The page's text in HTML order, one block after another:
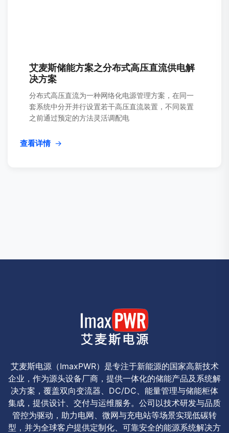
艾麦斯储能方案之分布式高压直流供电解
决方案
分布式高压直流为一种网络化电源管理方案，在同一
套系统中分开并行设置若干高压直流装置，不同装置
之前通过预定的方法灵活调配电
查看详情 →
艾麦斯电源（ImaxPWR）是专注于新能源的国家高新技术
企业，作为源头设备厂商，提供一体化的储能产品及系统解
决方案，覆盖双向变流器、DC/DC、能量管理与储能柜体
集成，提供设计、交付与运维服务。公司以技术研发与品质
管控为驱动，助力电网、微网与充电站等场景实现低碳转
型，并为全球客户提供定制化、可靠安全的能源系统解决方